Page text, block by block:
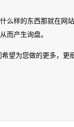
么样的东西那就在网
而产生询盘。
望为您做的更多，更